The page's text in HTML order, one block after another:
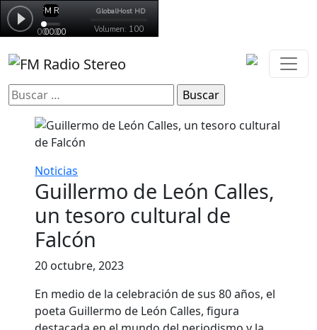
Buscar:
Noticias
Guillermo de León Calles,
un tesoro cultural de
Falcón
20 octubre, 2023
En medio de la celebración de sus 80 años, el
poeta Guillermo de León Calles, figura